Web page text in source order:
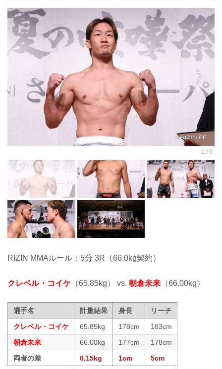
RIZIN MMAルール：5分 3R（66.0kg契約）
クレベル・コイケ （65.85kg） vs. 朝倉未来 （66.00kg）
選手名 計量結果 身長
リーチ
クレベル・コイケ
65.85kg 178cm
183cm
朝倉未来
66.00kg 177cm
178cm
両者の差
0.15kg 1cm 5cm